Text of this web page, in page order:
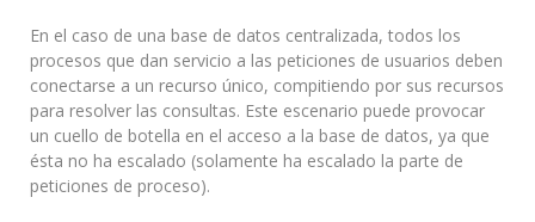
En el caso de una base de datos centralizada, todos los
procesos que dan servicio a las peticiones de usuarios deben
conectarse a un recurso único, compitiendo por sus recursos
para resolver las consultas. Este escenario puede provocar
un cuello de botella en el acceso a la base de datos, ya que
ésta no ha escalado (solamente ha escalado la parte de
peticiones de proceso).